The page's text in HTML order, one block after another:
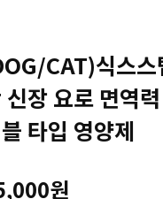
CAT)식스
신장 요로 면역
타입 영양제
원